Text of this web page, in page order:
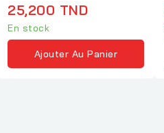
25,200 TND
En stock
Ajouter Au Panier